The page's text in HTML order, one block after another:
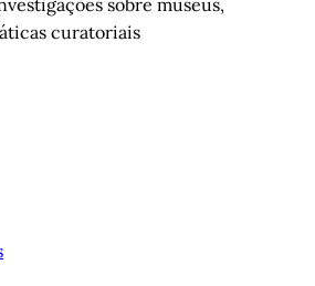
sobre museus,
curatoriais